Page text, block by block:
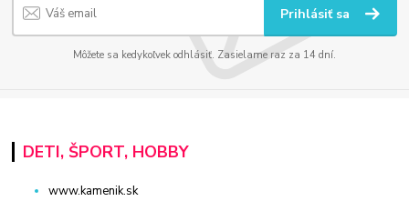
Prihlásiť sa
Môžete sa kedykoľvek odhlásiť. Zasielame raz za 14 dní.
DETI, ŠPORT, HOBBY
www.kamenik.sk